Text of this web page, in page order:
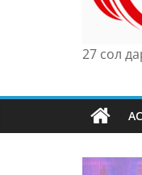
27 сол